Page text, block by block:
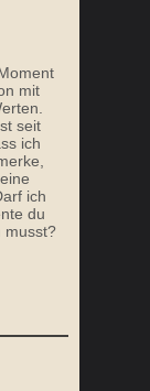
mit
seit
ich
ich
du
musst?